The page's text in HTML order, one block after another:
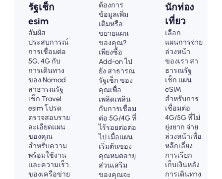
รัฐเช็ก
esim
สัมผัส
ประสบการณ์
การเชื่อมต่อ
5G, 4G กับ
การเดินทาง
ของ Nomad
สาธารณรัฐ
เช็ก Travel
esim โปรด
ตรวจสอบราย
ละเอียดแผน
ของคุณ
สำหรับความ
พร้อมใช้งาน
และความเร็ว
ของเครือข่าย
ต้องการ
ข้อมูลเพิ่ม
เติมหรือ
ขยายแผน
ของคุณ?
เพียงซื้อ
Add-on ไป
ยัง สาธารณ
รัฐเช็ก ของ
คุณเพื่อ
เพลิดเพลิน
กับการเชื่อม
ต่อ 5G/4G ที่
ไร้รอยต่อต่อ
ไป เมื่อแผน
เริ่มต้นของ
คุณหมดอายุ
ส่วนเสริม
ของคุณจะ
นักท่อง
เที่ยว
เลือก
แผนการจ่าย
ล่วงหน้า
ของเรา สา
ธารณรัฐ
เช็ก แผน
eSIM
สำหรับการ
เชื่อมต่อ
4G/5G ที่ไม่
ยุ่งยาก จ่าย
ล่วงหน้าเพื่อ
หลีกเลี่ยง
การเรียก
เก็บเงินหลัง
การเดินทาง